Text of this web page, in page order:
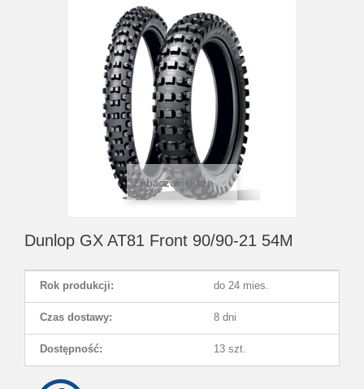
Zobacz większe
Dunlop GX AT81 Front 90/90-21 54M
Rok produkcji: do 24 mies.
Czas dostawy: 8 dni
Dostępność: 13 szt.